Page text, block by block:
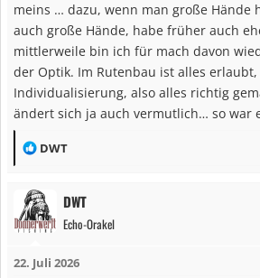
Für den hinteren Griff hatte ich ebenfalls
und Durchmesser zum testen und habe
entschieden.
meins … dazu, wenn man große Hände
auch große Hände, habe früher auch
mittlerweile bin ich für mach davon
der Optik. Im Rutenbau ist alles
Individualisierung, also alles richtig
ändert sich ja auch vermutlich… so war
R
a
k
t
o
DWT
DWT
Echo-Orakel
22. Juli 2026